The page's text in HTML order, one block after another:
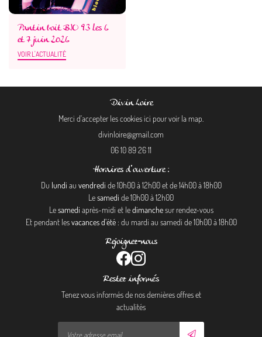
Pantin boit BIO 93 les 6
et 7 juin 2026
VOIR L'ACTUALITÉ
Divin Loire
Merci d'accepter les cookiesici pour voir la map.
06 10 89 26 11
Horaires d'ouverture :
Du lundi au vendredi de 10h00 à 12h00 et de 14h00 à 18h00
Lesamedi de 10h00 à 12h00
Lesamedi après-midi et ledimanchesur rendez-vous
Et pendant lesvacances d’été : du mardi au samedi de 10h00 à 18h00
Rejoignez-nous
Restez informés
Tenez vous informés de nos dernières offres et
actualités